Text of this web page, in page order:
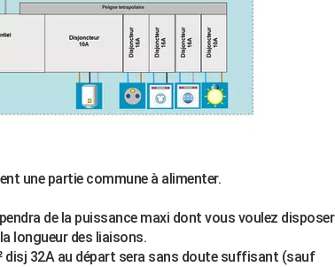
une partie commune à alimenter.
de la puissance maxi dont vous voulez disposer
longueur des liaisons.
disj 32A au départ sera sans doute suffisant (sauf